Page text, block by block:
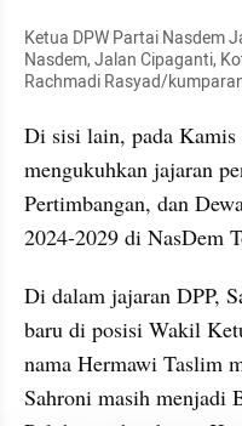
Ketua DPW Partai Nasdem
Nasdem, Jalan Cipaganti,
Rachmadi Rasyad/
Di sisi lain, pada
mengukuhkan jajaran
Pertimbangan, dan
2024-2029 di NasDem
Di dalam jajaran DPP,
baru di posisi Wakil
nama Hermawi Taslim
Sahroni masih menjadi